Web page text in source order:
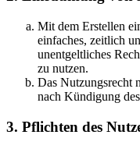
Mit dem Erstellen
einfaches, zeitlich
unentgeltliches
zu nutzen.
Das Nutzungsrecht
nach Kündigung
3. Pflichten des